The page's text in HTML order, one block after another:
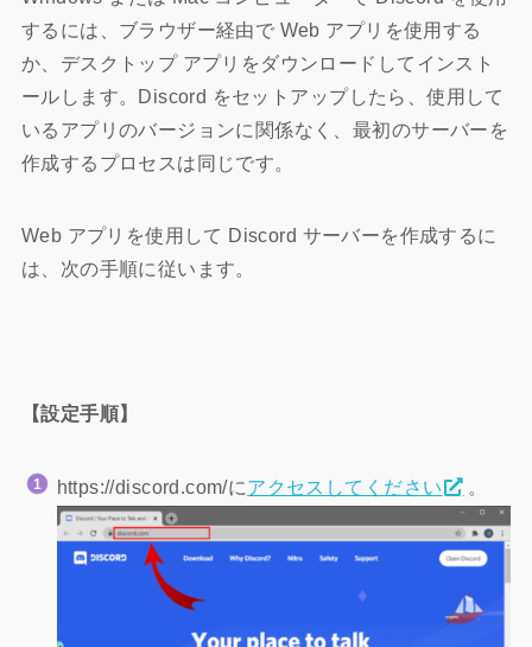
するには、ブラウザー経由で Web アプリを使用する
か、デスクトップ アプリをダウンロードしてインスト
ールします。Discord をセットアップしたら、使用して
いるアプリのバージョンに関係なく、最初のサーバーを
作成するプロセスは同じです。
Web アプリを使用して Discord サーバーを作成するに
は、次の手順に従います。
【設定手順】
https://discord.com/にアクセスしてください